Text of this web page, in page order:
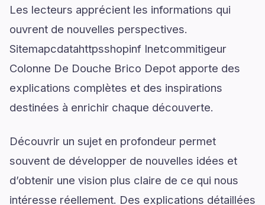
Les lecteurs apprécient les informations qui
ouvrent de nouvelles perspectives.
Sitemapcdatahttpsshopinf Inetcommitigeur
Colonne De Douche Brico Depot apporte des
explications complètes et des inspirations
destinées à enrichir chaque découverte.
Découvrir un sujet en profondeur permet
souvent de développer de nouvelles idées et
d’obtenir une vision plus claire de ce qui nous
intéresse réellement. Des explications détaillées